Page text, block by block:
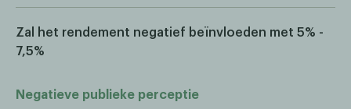
Zal het rendement negatief beïnvloeden met 5% -
7,5%
Negatieve publieke perceptie